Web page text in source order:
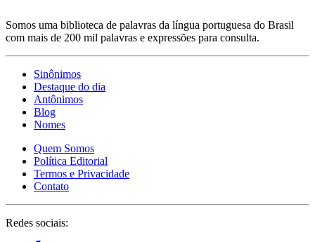
Somos uma biblioteca de palavras da língua portuguesa do Brasil
com mais de 200 mil palavras e expressões para consulta.
Sinônimos
Destaque do dia
Antônimos
Blog
Nomes
Quem Somos
Política Editorial
Termos e Privacidade
Contato
Redes sociais: